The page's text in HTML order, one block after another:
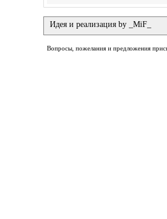
Идея и реализация by _MiF_
Вопросы, пожелания и предложения